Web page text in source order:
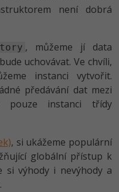
není dobrá
, můžeme jí data
uchovávat. Ve chvíli,
instanci vytvořit.
předávání dat mezi
pouze instanci třídy
, si ukážeme populární
globální přístup k
si výhody i nevýhody a